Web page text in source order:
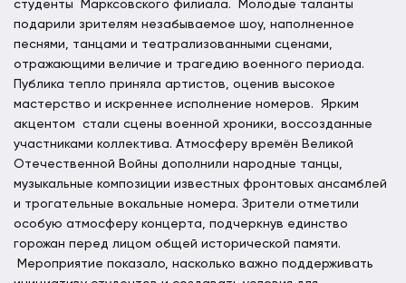
студенты Марксовского филиала. Молодые таланты
подарили зрителям незабываемое шоу, наполненное
песнями, танцами и театрализованными сценами,
отражающими величие и трагедию военного периода.
Публика тепло приняла артистов, оценив высокое
мастерство и искреннее исполнение номеров. Ярким
акцентом стали сцены военной хроники, воссозданные
участниками коллектива. Атмосферу времён Великой
Отечественной Войны дополнили народные танцы,
музыкальные композиции известных фронтовых ансамблей
и трогательные вокальные номера. Зрители отметили
особую атмосферу концерта, подчеркнув единство
горожан перед лицом общей исторической памяти.
Мероприятие показало, насколько важно поддерживать